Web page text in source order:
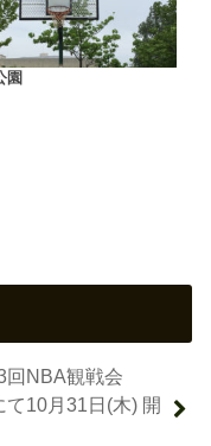
園
回NBA観戦会
て10月31日(木) 開